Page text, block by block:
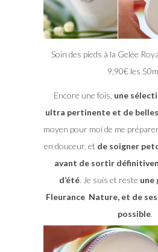
Soin des pieds à la Gelée
9,90€ les
Encore une fois, une
ultra pertinente et de
moyen pour moi de me
en douceur, et de soigner
avant de sortir
d’été. Je suis et reste une
Fleurance Nature, et de
possible.